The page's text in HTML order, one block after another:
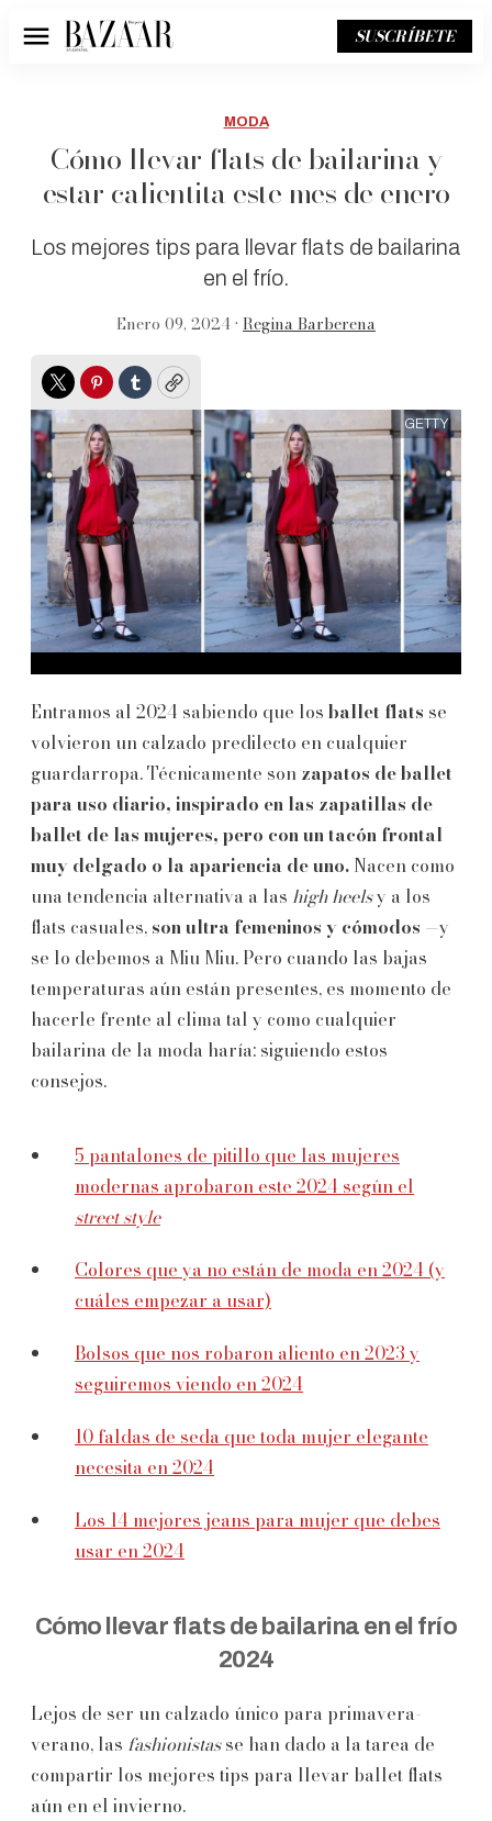
Menú SUSCRÍBETE
MODA
Cómo llevar flats de bailarina y
estar calientita este mes de enero
Los mejores tips para llevar flats de bailarina
en el frío.
Enero 09, 2024 • Regina Barberena
TwitterPinterest
TumblrCopy
GETTY
Entramos al 2024 sabiendo que los ballet flats se
volvieron un calzado predilecto en cualquier
guardarropa. Técnicamente son zapatos de ballet
para uso diario, inspirado en las zapatillas de
ballet de las mujeres, pero con un tacón frontal
muy delgado o la apariencia de uno.Nacen como
una tendencia alternativa a las high heelsy a los
flats casuales, son ultra femeninos y cómodos —y
se lo debemos a Miu Miu. Pero cuando las bajas
temperaturas aún están presentes, es momento de
hacerle frente al clima tal y como cualquier
bailarina de la moda haría: siguiendo estos
consejos.
5 pantalones de pitillo que las mujeres
modernas aprobaron este 2024 según el
street style
Colores que ya no están de moda en 2024 (y
cuáles empezar a usar)
Bolsos que nos robaron aliento en 2023 y
seguiremos viendo en 2024
10 faldas de seda que toda mujer elegante
necesita en 2024
Los 14 mejores jeans para mujer que debes
usar en 2024
Cómo llevar flats de bailarina en el frío
2024
Lejos de ser un calzado único para primavera-
verano, las fashionistasse han dado a la tarea de
compartir los mejores tips para llevar ballet flats
aún en el invierno.